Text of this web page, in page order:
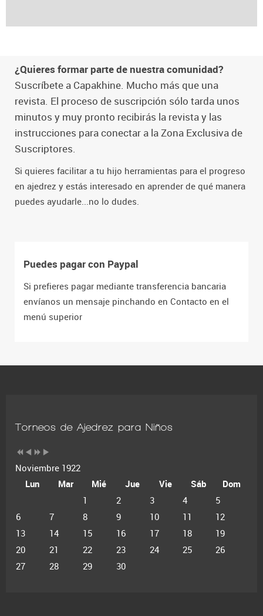
¿Quieres formar parte de nuestra comunidad?
Suscríbete a Capakhine. Mucho más que una
revista. El proceso de suscripción sólo tarda unos
minutos y muy pronto recibirás la revista y las
instrucciones para conectar a la Zona Exclusiva de
Suscriptores.
Si quieres facilitar a tu hijo herramientas para el progreso
en ajedrez y estás interesado en aprender de qué manera
puedes ayudarle...no lo dudes.
Puedes pagar con Paypal
Si prefieres pagar mediante transferencia bancaria
envíanos un mensaje pinchando en Contacto en el
menú superior
Torneos de Ajedrez para Niños
Noviembre 1922
Lun
Mar Mié Jue Vie Sáb
Dom
1
2 3 4
5
6
7 8 9 10 11
12
13
14 15 16 17 18
19
20
21 22 23 24 25
26
27
28 29 30